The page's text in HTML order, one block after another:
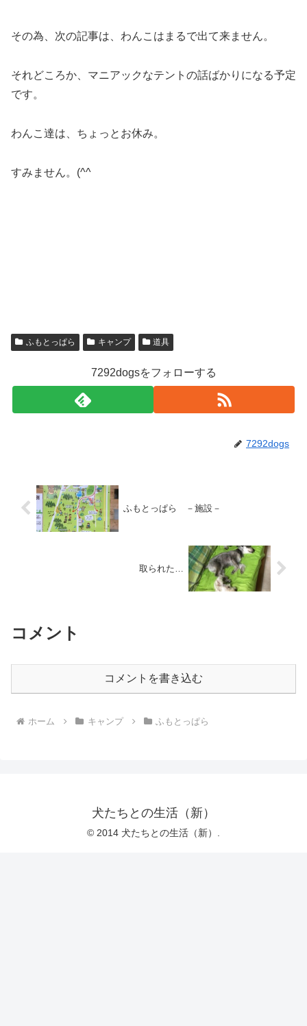
その為、次の記事は、わんこはまるで出て来ません。
それどころか、マニアックなテントの話ばかりになる予定
です。
わんこ達は、ちょっとお休み。
すみません。(^^ゞ
ふもとっぱら キャンプ 道具
7292dogsをフォローする
7292dogs
ふもとっぱら －施設－
取られた…
コメント
コメントを書き込む
ホーム キャンプ ふもとっぱら
犬たちとの生活（新）
© 2014 犬たちとの生活（新）.